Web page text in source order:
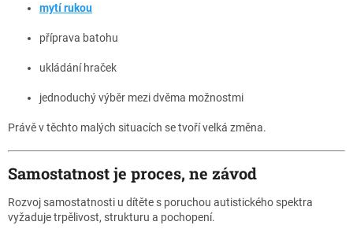
mytí rukou
příprava batohu
ukládání hraček
jednoduchý výběr mezi dvěma možnostmi
Právě v těchto malých situacích se tvoří velká změna.
Samostatnost je proces, ne závod
Rozvoj samostatnosti u dítěte s poruchou autistického spektra
vyžaduje trpělivost, strukturu a pochopení.